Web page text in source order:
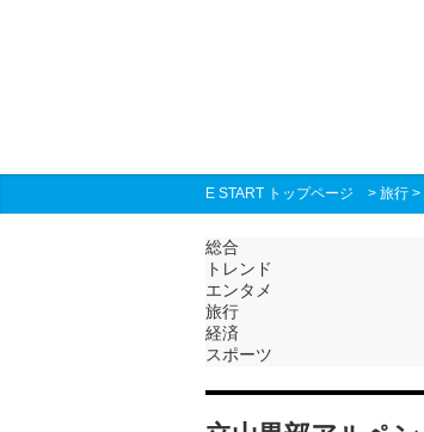
E START トップページ > 旅行 >
総合
トレンド
エンタメ
旅行
経済
スポーツ